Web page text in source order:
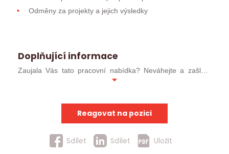
Odměny za projekty a jejich výsledky
Doplňující informace
Zaujala Vás tato pracovní nabídka? Neváhejte a zašlete
svůj profesní životopis ve formátu MS WORD (ideálně
kontaktovat přímo svého konzultanta.
kontaktovat obratem. Ostatní uchazeče budeme
kontaktovat v případě, že pro ně nalezneme jinou vhodnou
Reagovat na pozici
Sdílet Sdílet Uložit